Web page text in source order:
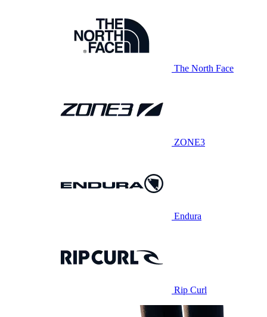
The North Face
ZONE3
Endura
Rip Curl